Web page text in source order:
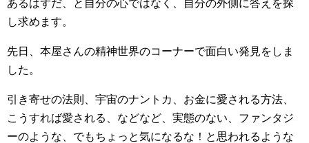
あるはずだ、と自分の心ではなく、自分の外側に答えを探
し求めます。
先日、本屋さんの精神世界のコーナーで面白い発見をしま
した。
引き寄せの法則、宇宙のナントカ、お金に愛される方法、
こうすれば愛される、などなど、実態のない、ファンタジ
ーのような、でもちょっと気になるな！と思われるような